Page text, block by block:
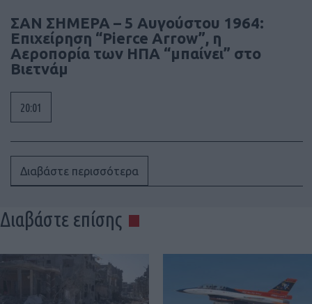
ΣΑΝ ΣΗΜΕΡΑ – 5 Αυγούστου 1964:
Επιχείρηση “Pierce Arrow”, η
Αεροπορία των ΗΠΑ “μπαίνει” στο
Βιετνάμ
20:01
Διαβάστε περισσότερα
Διαβάστε επίσης